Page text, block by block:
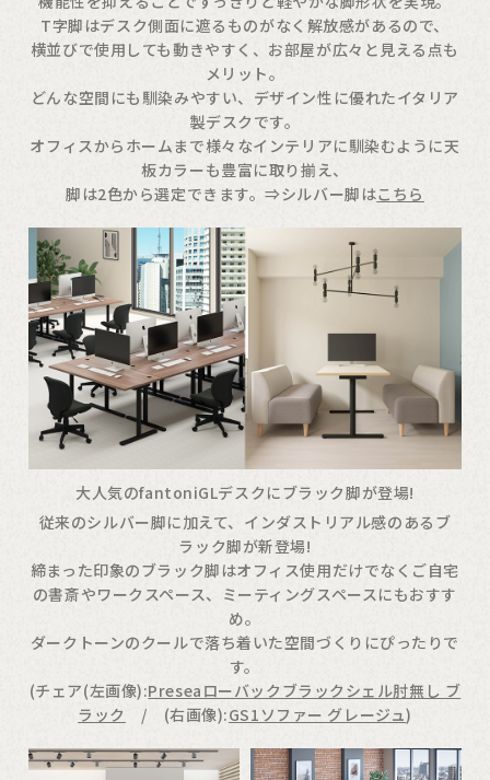
T字脚はデスク側面に遮るものがなく解放感があるので、
横並びで使用しても動きやすく、お部屋が広々と見える点も
メリット。
どんな空間にも馴染みやすい、デザイン性に優れたイタリア
製デスクです。
オフィスからホームまで様々なインテリアに馴染むように天
板カラーも豊富に取り揃え、
脚は2色から選定できます。⇒シルバー脚はこちら
大人気のfantoniGLデスクにブラック脚が登場!
従来のシルバー脚に加えて、インダストリアル感のあるブ
ラック脚が新登場!
締まった印象のブラック脚はオフィス使用だけでなくご自宅
の書斎やワークスペース、ミーティングスペースにもおすす
め。
ダークトーンのクールで落ち着いた空間づくりにぴったりで
す。
(チェア(左画像):Preseaローバックブラックシェル肘無し ブ
ラック
/ (右画像):GS1ソファー グレージュ)